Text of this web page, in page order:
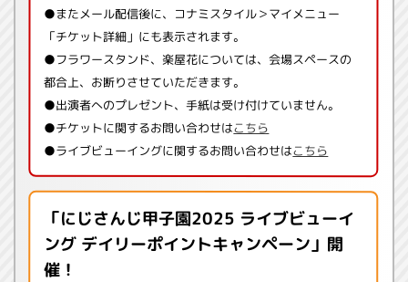
●またメール配信後に、コナミスタイル＞マイメニュー
「チケット詳細」にも表示されます。
●フラワースタンド、楽屋花については、会場スペースの
都合上、お断りさせていただきます。
●出演者へのプレゼント、手紙は受け付けていません。
●チケットに関するお問い合わせはこちら
●ライブビューイングに関するお問い合わせはこちら
「にじさんじ甲子園2025 ライブビューイ
ング デイリーポイントキャンペーン」開
催！